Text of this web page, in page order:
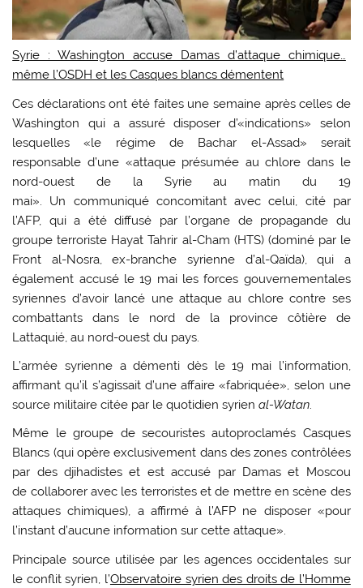
Syrie : Washington accuse Damas d’attaque chimique…
même l’OSDH et les Casques blancs démentent
Ces déclarations ont été faites une semaine après celles de
Washington qui a assuré disposer d’«indications» selon
lesquelles «le régime de Bachar el-Assad» serait
responsable d’une «attaque présumée au chlore dans le
nord-ouest de la Syrie au matin du 19
mai». Un communiqué concomitant avec celui, cité par
l’AFP, qui a été diffusé par l’organe de propagande du
groupe terroriste Hayat Tahrir al-Cham (HTS) (dominé par le
Front al-Nosra, ex-branche syrienne d’al-Qaïda), qui a
également accusé le 19 mai les forces gouvernementales
syriennes d’avoir lancé une attaque au chlore contre ses
combattants dans le nord de la province côtière de
Lattaquié, au nord-ouest du pays.
L’armée syrienne a démenti dès le 19 mai l’information,
affirmant qu’il s’agissait d’une affaire «fabriquée», selon une
source militaire citée par le quotidien syrienal-Watan.
Même le groupe de secouristes autoproclamés Casques
Blancs (qui opère exclusivement dans des zones contrôlées
par des djihadistes et est accusé par Damas et Moscou
de collaborer avec les terroristes et de mettre en scène des
attaques chimiques), a affirmé à l’AFP ne disposer «pour
l’instant d’aucune information sur cette attaque».
Principale source utilisée par les agences occidentales sur
le conflit syrien, l’Observatoire syrien des droits de l’Homme